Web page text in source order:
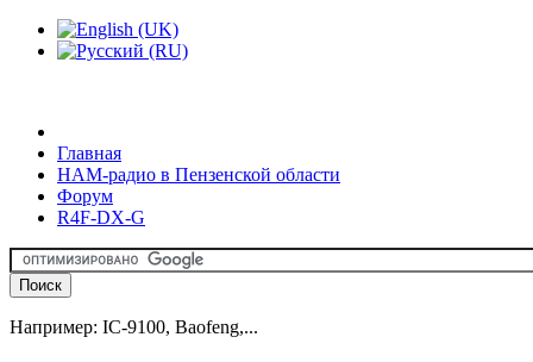
Главная
HAM-радио в Пензенской области
Форум
R4F-DX-G
Например: IC-9100, Baofeng,...